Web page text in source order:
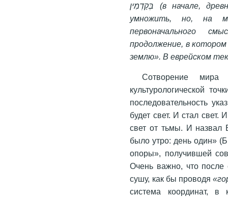
בְּקַדְמִין (в начале,
умножить, но, на
первоначального
продолжение, в
Сотворение
культурологической
последовательность
будет свет. И стал свет.
свет от тьмы. И назвал
было утро: день один»
опоры», получившей
Очень важно, что после
сушу, как бы проводя
система координат, в